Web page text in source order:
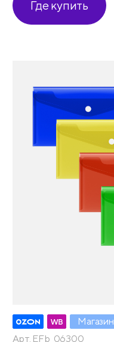
Где купить
Магазин
Арт. EFb_06300